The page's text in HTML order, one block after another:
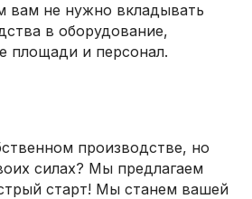
вам не нужно вкладывать
в оборудование,
площади и персонал.
производстве, но
силах? Мы предлагаем
старт! Мы станем вашей